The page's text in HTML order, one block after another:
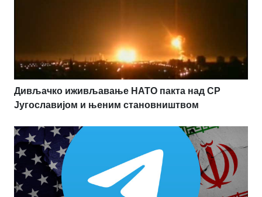
Дивљачко иживљавање НАТО пакта над СР
Југославијом и њеним становништвом